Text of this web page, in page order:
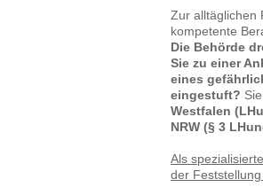
Zur alltäglichen
kompetente
Die Behörde
Sie zu einer
eines
eingestuft?
Westfalen
NRW (§ 3
Als
der